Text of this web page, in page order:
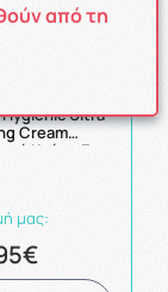
Ultra
Cream
Κρέμα Για
μας:
από τη